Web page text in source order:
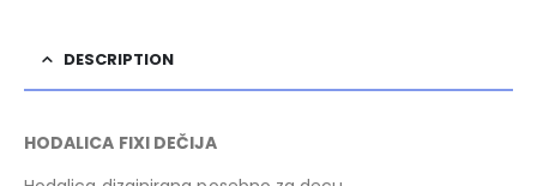
DESCRIPTION
HODALICA FIXI DEČIJA